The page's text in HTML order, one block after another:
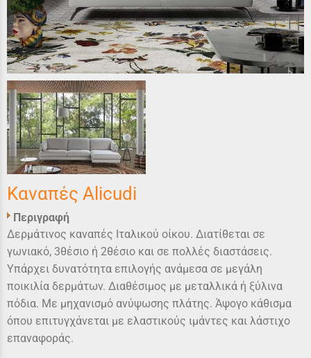
Καναπές Alicudi
Περιγραφή
Δερμάτινος καναπές Ιταλικού οίκου. Διατίθεται σε
γωνιακό, 3θέσιo ή 2θέσιο και σε πολλές διαστάσεις.
Υπάρχει δυνατότητα επιλογής ανάμεσα σε μεγάλη
ποικιλία δερμάτων. Διαθέσιμος με μεταλλικά ή ξύλινα
πόδια. Με μηχανισμό ανύψωσης πλάτης. Άψογο κάθισμα
όπου επιτυγχάνεται με ελαστικούς ιμάντες και λάστιχο
επαναφοράς.